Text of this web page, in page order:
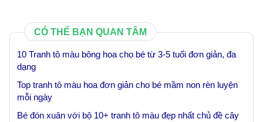
CÓ THỂ BẠN QUAN TÂM
10 Tranh tô màu bông hoa cho bé từ 3-5 tuổi đơn giản, đa
dạng
Top tranh tô màu hoa đơn giản cho bé mầm non rèn luyện
mỗi ngày
Bé đón xuân với bộ 10+ tranh tô màu đẹp nhất chủ đề cây